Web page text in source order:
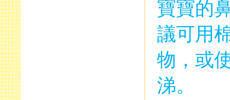
寶寶的
議可用
物，或
涕。